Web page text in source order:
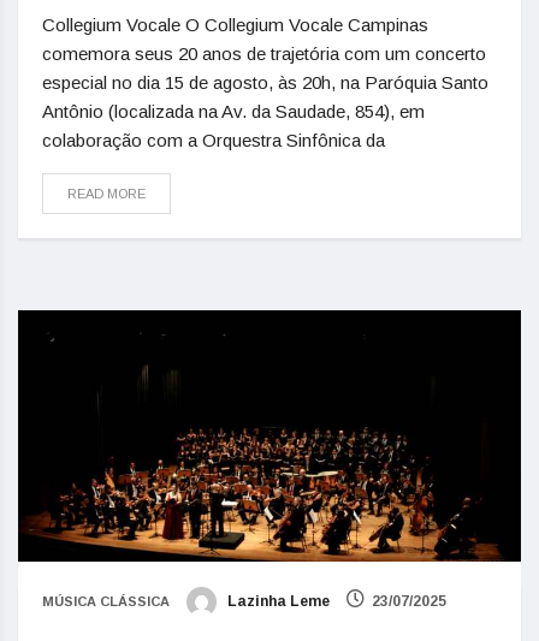
Collegium Vocale O Collegium Vocale Campinas
comemora seus 20 anos de trajetória com um concerto
especial no dia 15 de agosto, às 20h, na Paróquia Santo
Antônio (localizada na Av. da Saudade, 854), em
colaboração com a Orquestra Sinfônica da
READ MORE
MÚSICA CLÁSSICA Lazinha Leme 23/07/2025